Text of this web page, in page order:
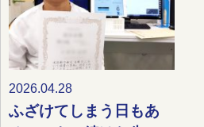
2026.04.28
ふざけてしまう日もあ